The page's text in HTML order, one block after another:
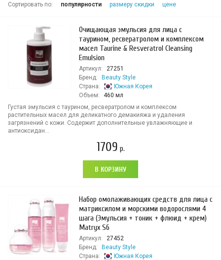
Сортировать по: популярности размеру скидки цене
Очищающая эмульсия для лица с
таурином, ресвератролом и комплексом
масел Taurine & Resveratrol Cleansing
Emulsion
Артикул:
27251
Бренд:
Beauty Style
Страна:
Южная Корея
Объем:
460 мл
Густая эмульсия с таурином, ресвератролом и комплексом
растительных масел для деликатного демакияжа и удаления
загрязнений с кожи. Содержит дополнительные увлажняющие и
антиоксидан...
1709 р.
В КОРЗИНУ
Набор омолаживающих средств для лица с
матриксилом и морскими водорослями 4
шага (Эмульсия + тоник + флюид + крем)
Matryx S6
Артикул:
27452
Бренд:
Beauty Style
Страна:
Южная Корея